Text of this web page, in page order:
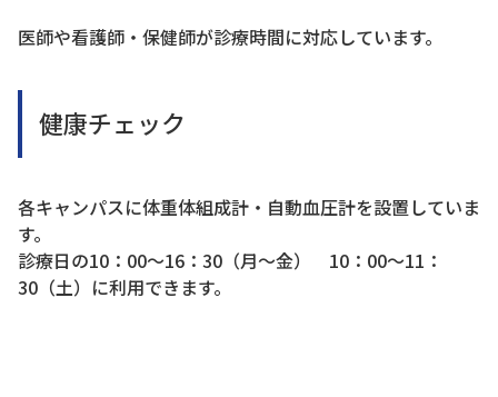
医師や看護師・保健師が診療時間に対応しています。
健康チェック
各キャンパスに体重体組成計・自動血圧計を設置していま
す。
診療日の10：00～16：30（月～金） 10：00～11：
30（土）に利用できます。